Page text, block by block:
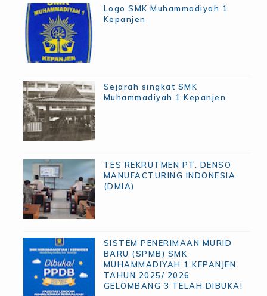
Logo SMK Muhammadiyah 1
Kepanjen
Sejarah singkat SMK
Muhammadiyah 1 Kepanjen
TES REKRUTMEN PT. DENSO
MANUFACTURING INDONESIA
(DMIA)
SISTEM PENERIMAAN MURID
BARU (SPMB) SMK
MUHAMMADIYAH 1 KEPANJEN
TAHUN 2025/ 2026
GELOMBANG 3 TELAH DIBUKA!